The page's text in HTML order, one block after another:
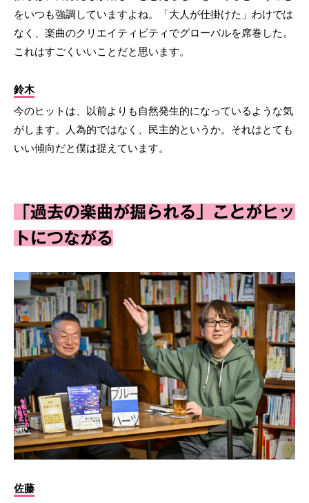
をいつも強調していますよね。「大人が仕掛けた」わけでは
なく、楽曲のクリエイティビティでグローバルを席巻した。
これはすごくいいことだと思います。
鈴木
今のヒットは、以前よりも自然発生的になっているような気
がします。人為的ではなく、民主的というか。それはとても
いい傾向だと僕は捉えています。
「過去の楽曲が掘られる」ことがヒッ
トにつながる
佐藤